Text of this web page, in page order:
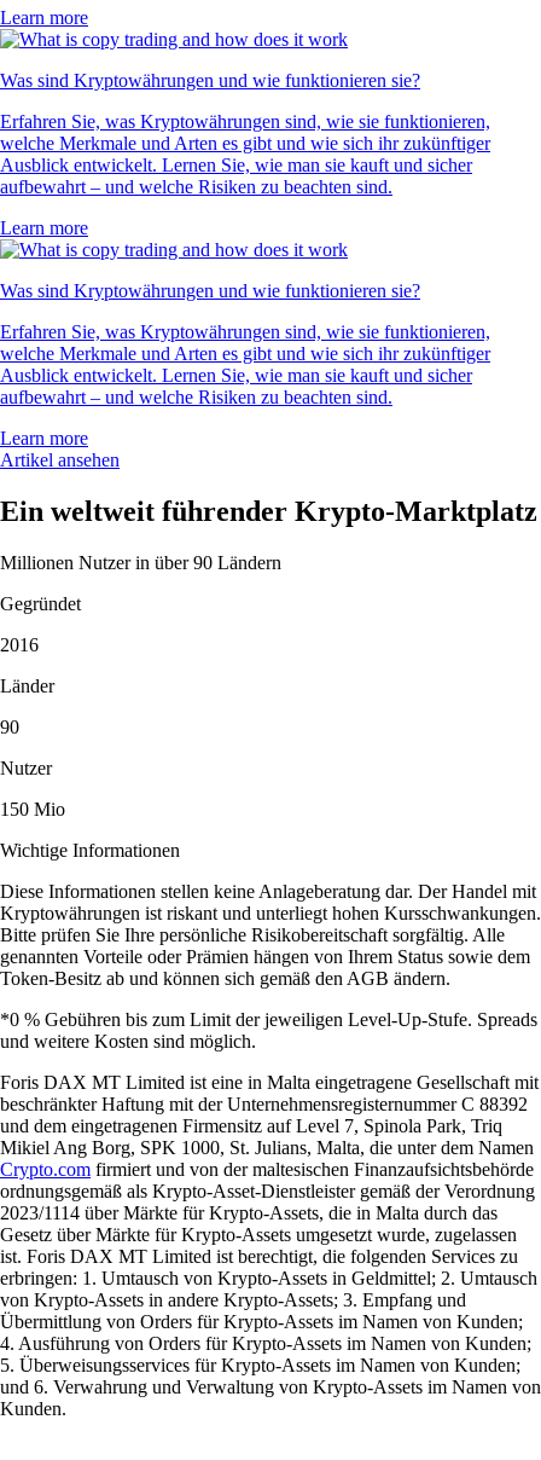
Learn more
Was sind Kryptowährungen und wie funktionieren sie?
Erfahren Sie, was Kryptowährungen sind, wie sie funktionieren,
welche Merkmale und Arten es gibt und wie sich ihr zukünftiger
Ausblick entwickelt. Lernen Sie, wie man sie kauft und sicher
aufbewahrt – und welche Risiken zu beachten sind.
Learn more
Was sind Kryptowährungen und wie funktionieren sie?
Erfahren Sie, was Kryptowährungen sind, wie sie funktionieren,
welche Merkmale und Arten es gibt und wie sich ihr zukünftiger
Ausblick entwickelt. Lernen Sie, wie man sie kauft und sicher
aufbewahrt – und welche Risiken zu beachten sind.
Learn more
Artikel ansehen
Ein weltweit führender Krypto-Marktplatz
Millionen Nutzer in über 90 Ländern
Gegründet
2016
Länder
90
Nutzer
150 Mio
Wichtige Informationen
Diese Informationen stellen keine Anlageberatung dar. Der Handel mit
Kryptowährungen ist riskant und unterliegt hohen Kursschwankungen.
Bitte prüfen Sie Ihre persönliche Risikobereitschaft sorgfältig. Alle
genannten Vorteile oder Prämien hängen von Ihrem Status sowie dem
Token-Besitz ab und können sich gemäß den AGB ändern.
*0 % Gebühren bis zum Limit der jeweiligen Level-Up-Stufe. Spreads
und weitere Kosten sind möglich.
Foris DAX MT Limited ist eine in Malta eingetragene Gesellschaft mit
beschränkter Haftung mit der Unternehmensregisternummer C 88392
und dem eingetragenen Firmensitz auf Level 7, Spinola Park, Triq
Mikiel Ang Borg, SPK 1000, St. Julians, Malta, die unter dem Namen
Crypto.com firmiert und von der maltesischen Finanzaufsichtsbehörde
ordnungsgemäß als Krypto-Asset-Dienstleister gemäß der Verordnung
2023/1114 über Märkte für Krypto-Assets, die in Malta durch das
Gesetz über Märkte für Krypto-Assets umgesetzt wurde, zugelassen
ist. Foris DAX MT Limited ist berechtigt, die folgenden Services zu
erbringen: 1. Umtausch von Krypto-Assets in Geldmittel; 2. Umtausch
von Krypto-Assets in andere Krypto-Assets; 3. Empfang und
Übermittlung von Orders für Krypto-Assets im Namen von Kunden;
4. Ausführung von Orders für Krypto-Assets im Namen von Kunden;
5. Überweisungsservices für Krypto-Assets im Namen von Kunden;
und 6. Verwahrung und Verwaltung von Krypto-Assets im Namen von
Kunden.